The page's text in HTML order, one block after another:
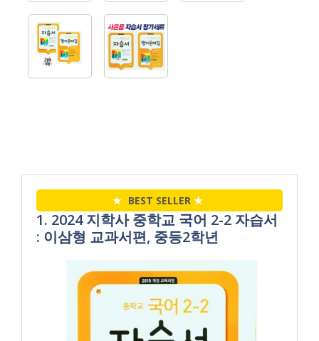
★ BEST SELLER ★
1. 2024 지학사 중학교 국어 2-2 자습서
: 이삼형 교과서편, 중등2학년